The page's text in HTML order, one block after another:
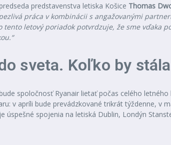
predstavenstva letiska Košice Thomas
práca v kombinácii s angažovanými
tento letový poriadok potvrdzuje, že sme vďaka
sveta. Koľko by
spoločnosť Ryanair lietať počas celého
v apríli bude prevádzkované trikrát týždenne, v
úspešné spojenia na letiská Dublin, Londýn